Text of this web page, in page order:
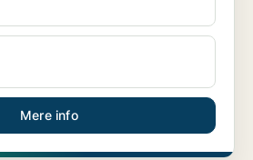
Mere info